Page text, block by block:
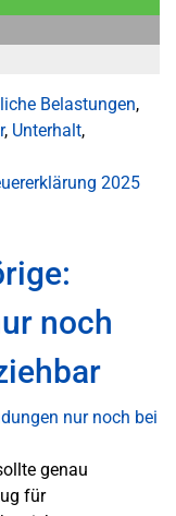
Belastungen,
, Unterhalt,
2025
noch
genau
für